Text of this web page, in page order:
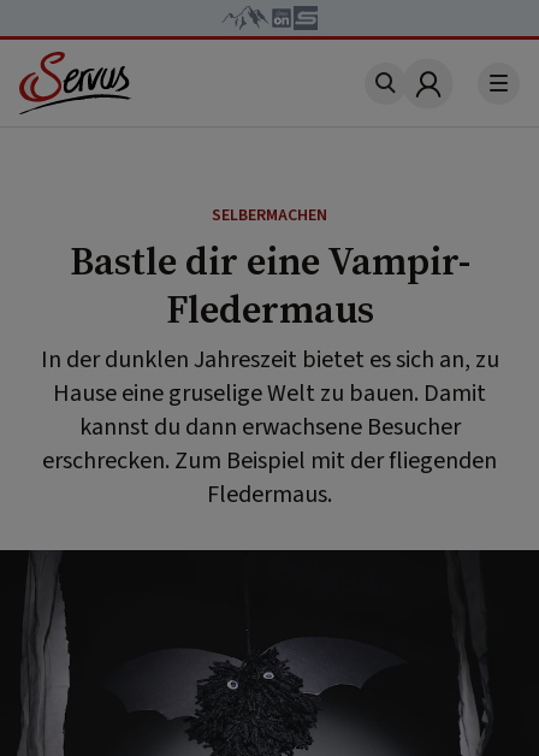
Account
SELBERMACHEN
Bastle dir eine Vampir-
Fledermaus
In der dunklen Jahreszeit bietet es sich an, zu
Hause eine gruselige Welt zu bauen. Damit
kannst du dann erwachsene Besucher
erschrecken. Zum Beispiel mit der fliegenden
Fledermaus.